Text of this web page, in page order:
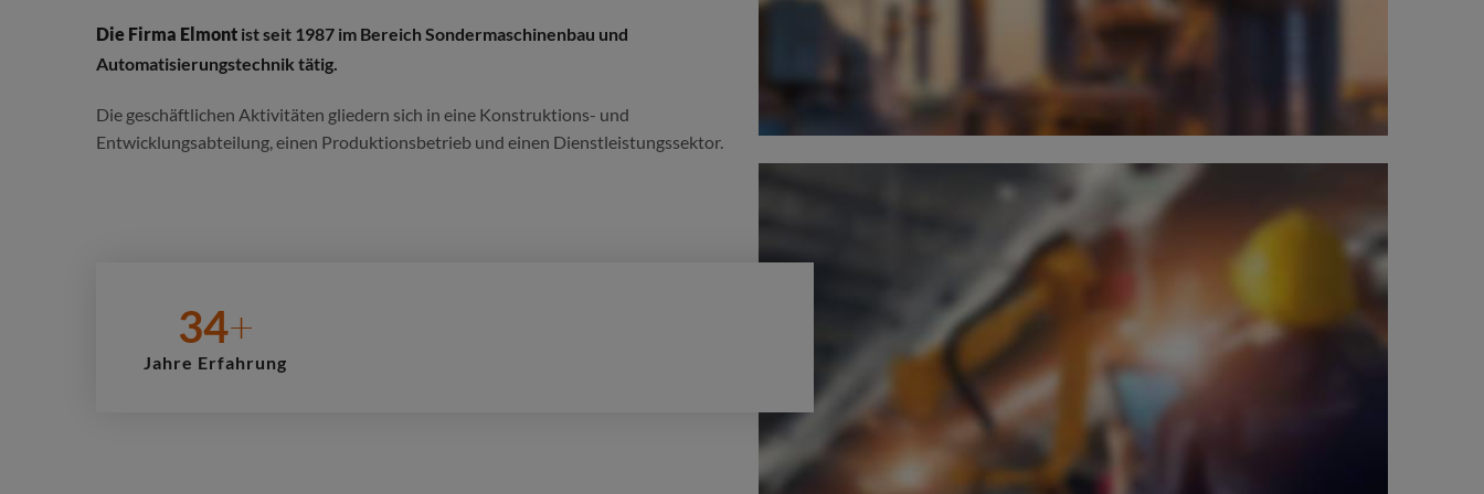
Die Firma Elmont ist seit 1987 im Bereich Sondermaschinenbau und
Automatisierungstechnik tätig.
Die geschäftlichen Aktivitäten gliedern sich in eine Konstruktions- und
Entwicklungsabteilung, einen Produktionsbetrieb und einen Dienstleistungssektor.
34+
Jahre Erfahrung